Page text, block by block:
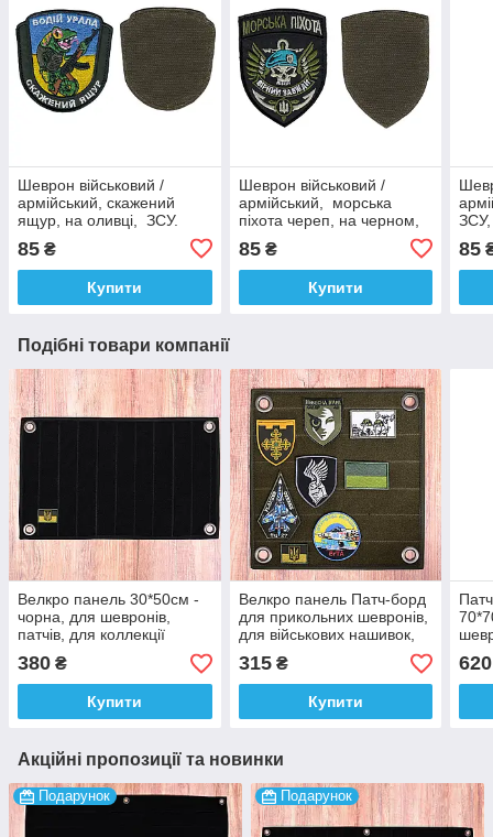
Шеврон військовий /
армійський, скажений
ящур, на оливці, ЗСУ.
85 ₴
Купити
Шеврон військовий /
армійський, морська
піхота череп, на черном,
85₴
Купити
ЗСУ,
85
Подібні товари компанії
Велкро панель 30*50см -
чорна, для шевронів,
патчів, для коллекції
380 ₴
Купити
Велкро панель Патч-борд
для прикольних шевронів,
для військових нашивок,
патчів пвх, для коллекції ,
30*30см
315₴
Купити
620
Акційні пропозиції та новинки
Подарунок Подарунок